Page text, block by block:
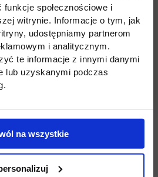
społecznościowe i
witrynie. Informacje o tym, jak
udostępniamy partnerom
i analitycznym.
te informacje z innymi danymi
lub uzyskanymi podczas
na wszystkie
ul. Jutrzenki 135 lub ul.
Wróć